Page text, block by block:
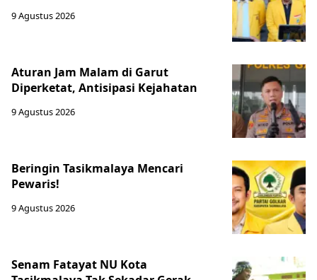
9 Agustus 2026
Aturan Jam Malam di Garut
Diperketat, Antisipasi Kejahatan
9 Agustus 2026
Beringin Tasikmalaya Mencari
Pewaris!
9 Agustus 2026
Senam Fatayat NU Kota